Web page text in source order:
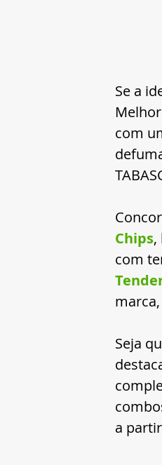
Se a
com
Chips,
com
Seja
a